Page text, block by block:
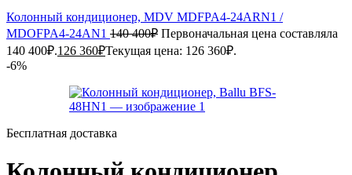
Колонный кондиционер, MDV MDFPA4-24ARN1 /
MDOFPA4-24AN1 140 400₽ Первоначальная цена составляла
140 400₽.126 360₽Текущая цена: 126 360₽.
-6%
Бесплатная доставка